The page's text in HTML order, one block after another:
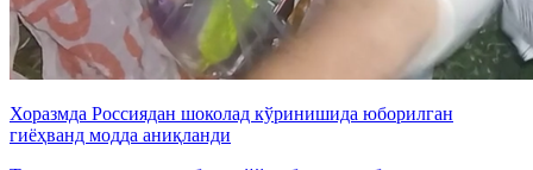
Хоразмда Россиядан шоколад кўринишида юборилган
гиёҳванд модда аниқланди